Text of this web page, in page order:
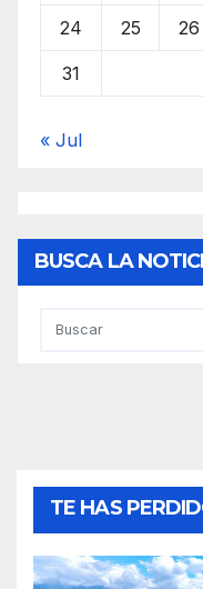
24 25 26
31
« Jul
BUSCA LA
TE HAS